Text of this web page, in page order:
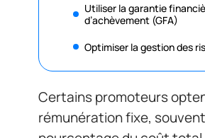
Utiliser la garantie
d’achèvement (GFA)
Optimiser la gestion des
Certains promoteurs
rémunération fixe,